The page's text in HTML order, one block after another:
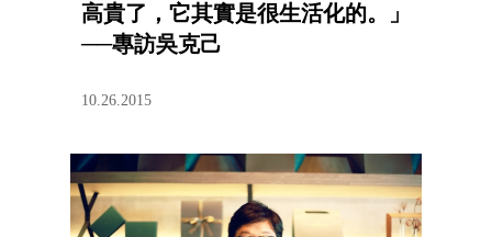
高貴了，它其實是很生活化的。」
──專訪吳克己
10.26.2015